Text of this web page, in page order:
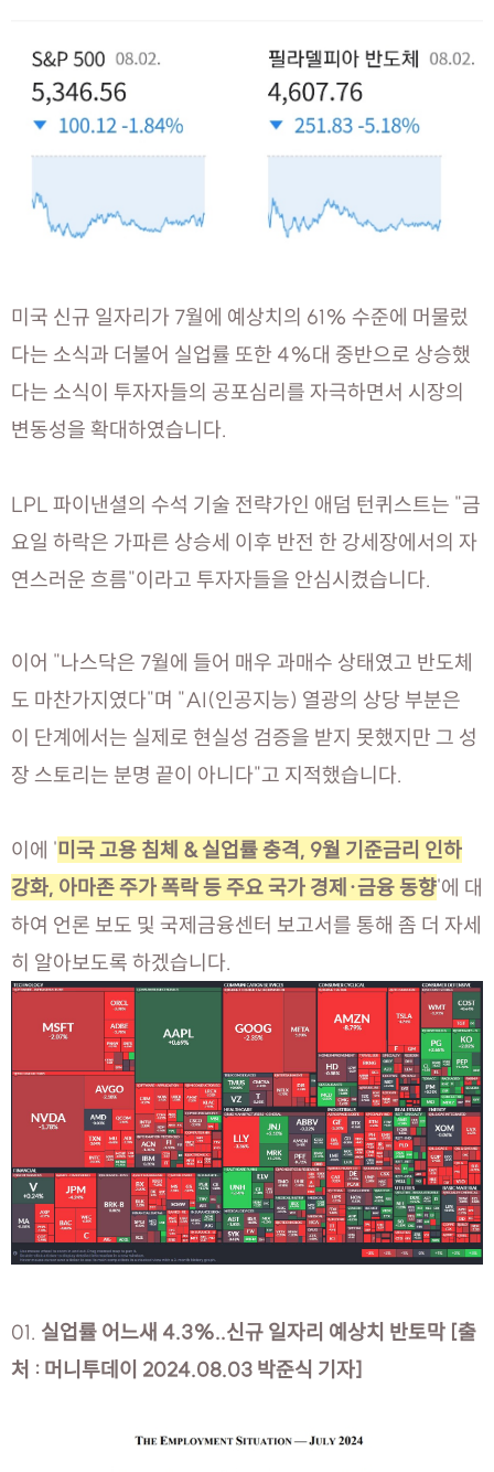
미국 신규 일자리가 7월에 예상치의 61% 수준에 머물렀
다는 소식과 더불어 실업률 또한 4%대 중반으로 상승했
다는 소식이 투자자들의 공포심리를 자극하면서 시장의
변동성을 확대하였습니다.
LPL 파이낸셜의 수석 기술 전략가인 애덤 턴퀴스트는 "금
요일 하락은 가파른 상승세 이후 반전 한 강세장에서의 자
연스러운 흐름"이라고 투자자들을 안심시켰습니다.
이어 "나스닥은 7월에 들어 매우 과매수 상태였고 반도체
도 마찬가지였다"며 "AI(인공지능) 열광의 상당 부분은
이 단계에서는 실제로 현실성 검증을 받지 못했지만 그 성
장 스토리는 분명 끝이 아니다"고 지적했습니다.
이에 '미국 고용 침체 & 실업률 충격, 9월 기준금리 인하
강화, 아마존 주가 폭락 등 주요 국가 경제·금융 동향'에 대
하여 언론 보도 및 국제금융센터 보고서를 통해 좀 더 자세
히 알아보도록 하겠습니다.
01. 실업률 어느새 4.3%..신규 일자리 예상치 반토막 [출
처 : 머니투데이 2024.08.03 박준식 기자]